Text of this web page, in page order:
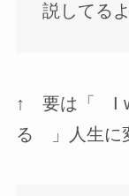
説してる
↑ 要は「 I
る 」人生に